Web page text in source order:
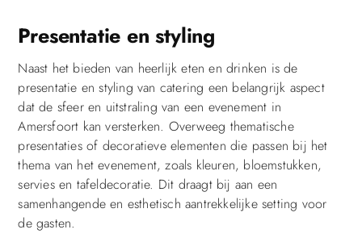
Presentatie en styling
Naast het bieden van heerlijk eten en drinken is de
presentatie en styling van catering een belangrijk aspect
dat de sfeer en uitstraling van een evenement in
Amersfoort kan versterken. Overweeg thematische
presentaties of decoratieve elementen die passen bij het
thema van het evenement, zoals kleuren, bloemstukken,
servies en tafeldecoratie. Dit draagt bij aan een
samenhangende en esthetisch aantrekkelijke setting voor
de gasten.